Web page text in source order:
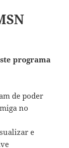
programa
de poder
no
e